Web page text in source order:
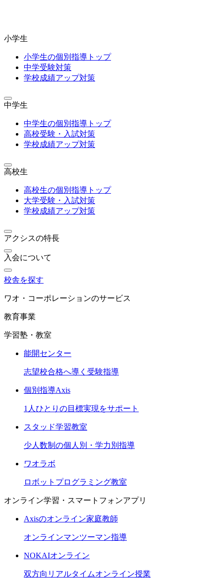
小学生
小学生の個別指導トップ
中学受験対策
学校成績アップ対策
中学生
中学生の個別指導トップ
高校受験・入試対策
学校成績アップ対策
高校生
高校生の個別指導トップ
大学受験・入試対策
学校成績アップ対策
アクシスの特長
入会について
校舎を探す
ワオ・コーポレーションのサービス
教育事業
学習塾・教室
能開センター
志望校合格へ導く受験指導
個別指導Axis
1人ひとりの目標実現をサポート
スタッド学習教室
少人数制の個人別・学力別指導
ワオラボ
ロボットプログラミング教室
オンライン学習・スマートフォンアプリ
Axisのオンライン家庭教師
オンラインマンツーマン指導
NOKAIオンライン
双方向リアルタイムオンライン授業